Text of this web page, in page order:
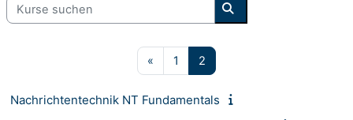
Kurse suchen
« Vorherige Seite
1 Seite 1
2
Nachrichtentechnik NT Fundamentals